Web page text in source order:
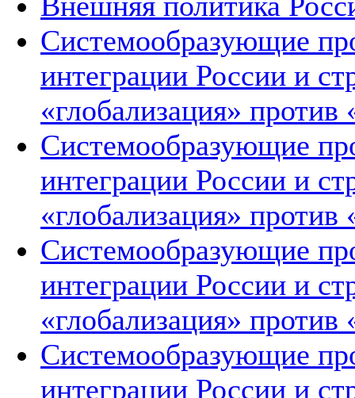
Системообразующие
интеграции России и
«глобализация»
Системообразующие
интеграции России и
«глобализация»
Системообразующие
интеграции России и
«глобализация»
Системообразующие
интеграции России и